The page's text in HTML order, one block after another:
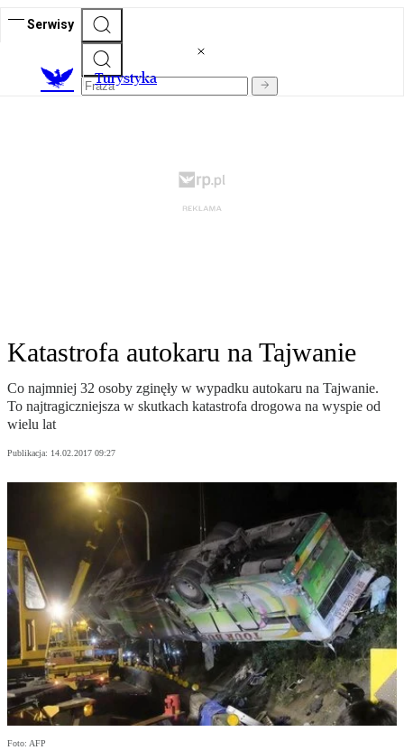
Serwisy
Turystyka
Katastrofa autokaru na Tajwanie
Co najmniej 32 osoby zginęły w wypadku autokaru na Tajwanie.
To najtragiczniejsza w skutkach katastrofa drogowa na wyspie od
wielu lat
Publikacja: 14.02.2017 09:27
Foto: AFP